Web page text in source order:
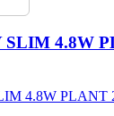
SLIM 4.8W